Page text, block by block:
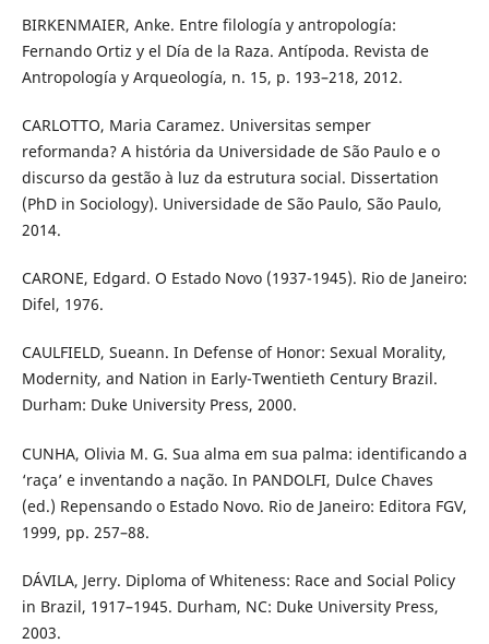
BIRKENMAIER, Anke. Entre filología y antropología:
Fernando Ortiz y el Día de la Raza. Antípoda. Revista de
Antropología y Arqueología, n. 15, p. 193–218, 2012.
CARLOTTO, Maria Caramez. Universitas semper
reformanda? A história da Universidade de São Paulo e o
discurso da gestão à luz da estrutura social. Dissertation
(PhD in Sociology). Universidade de São Paulo, São Paulo,
2014.
CARONE, Edgard. O Estado Novo (1937-1945). Rio de Janeiro:
Difel, 1976.
CAULFIELD, Sueann. In Defense of Honor: Sexual Morality,
Modernity, and Nation in Early-Twentieth Century Brazil.
Durham: Duke University Press, 2000.
CUNHA, Olivia M. G. Sua alma em sua palma: identificando a
‘raça’ e inventando a nação. In PANDOLFI, Dulce Chaves
(ed.) Repensando o Estado Novo. Rio de Janeiro: Editora FGV,
1999, pp. 257–88.
DÁVILA, Jerry. Diploma of Whiteness: Race and Social Policy
in Brazil, 1917–1945. Durham, NC: Duke University Press,
2003.